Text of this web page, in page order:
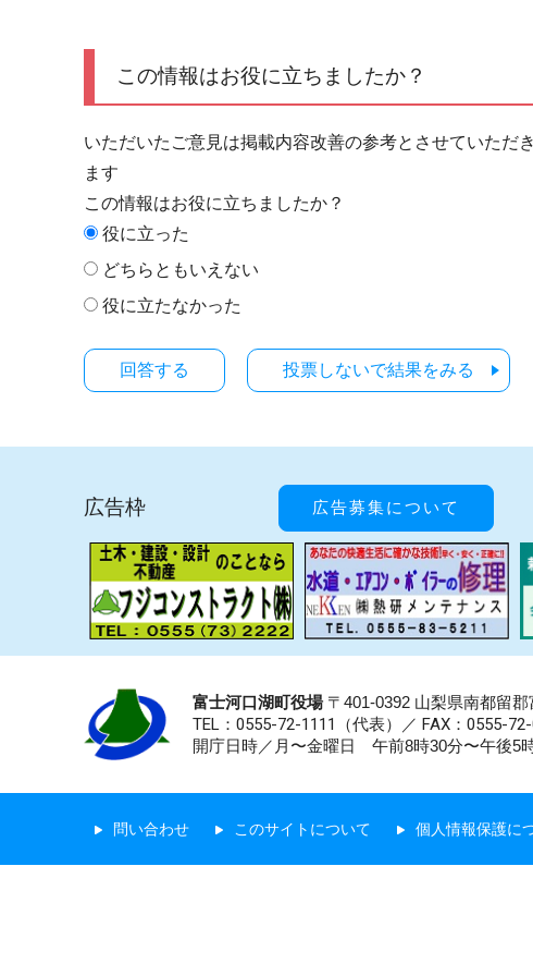
この情報はお役に立ちましたか？
いただいたご意見は掲載内容改善の参考とさせていただき
ます
この情報はお役に立ちましたか？
役に立った
どちらともいえない
役に立たなかった
投票しないで結果をみる
広告枠 広告募集について
富士河口湖町役場〒401-0392 山梨県南都留
TEL：0555-72-1111 （代表）／ FAX：0555-
開庁日時／月〜金曜日 午前8時30分〜午後5
問い合わせ このサイトについて 個人情報保護に